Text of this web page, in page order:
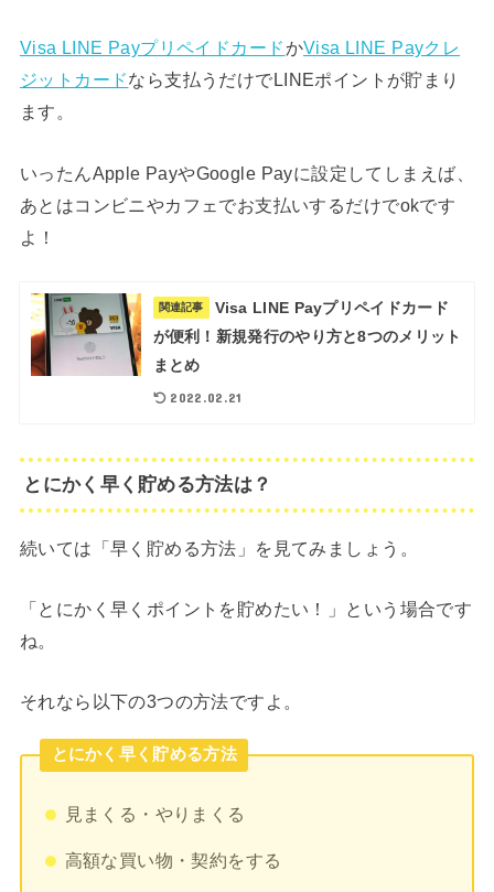
Visa LINE PayプリペイドカードかVisa LINE Payクレ
ジットカードなら支払うだけでLINEポイントが貯まり
ます。
いったんApple PayやGoogle Payに設定してしまえば、
あとはコンビニやカフェでお支払いするだけでokです
よ！
関連記事
Visa LINE Payプリペイドカード
が便利！新規発行のやり方と8つのメリット
まとめ
2022.02.21
とにかく早く貯める方法は？
続いては「早く貯める方法」を見てみましょう。
「とにかく早くポイントを貯めたい！」という場合です
ね。
それなら以下の3つの方法ですよ。
とにかく早く貯める方法
見まくる・やりまくる
高額な買い物・契約をする